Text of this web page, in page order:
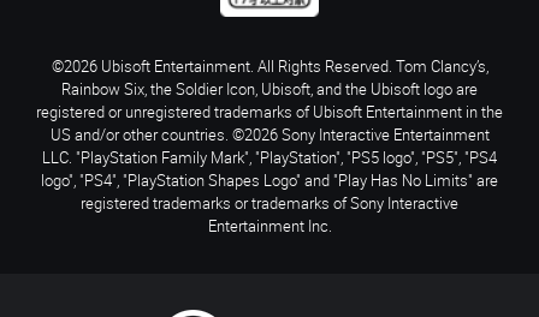
©2026 Ubisoft Entertainment. All Rights Reserved. Tom Clancy’s,
Rainbow Six, the Soldier Icon, Ubisoft, and the Ubisoft logo are
registered or unregistered trademarks of Ubisoft Entertainment in the
US and/or other countries. ©2026 Sony Interactive Entertainment
LLC. "PlayStation Family Mark", "PlayStation", "PS5 logo", "PS5", "PS4
logo", "PS4", "PlayStation Shapes Logo" and "Play Has No Limits" are
registered trademarks or trademarks of Sony Interactive
Entertainment Inc.